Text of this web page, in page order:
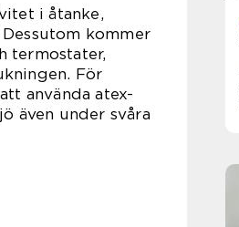
i åtanke,
kommer
termostater,
För
använda atex-
även under svåra